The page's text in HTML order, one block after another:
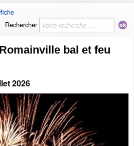
Rechercher
bal et feu
2026